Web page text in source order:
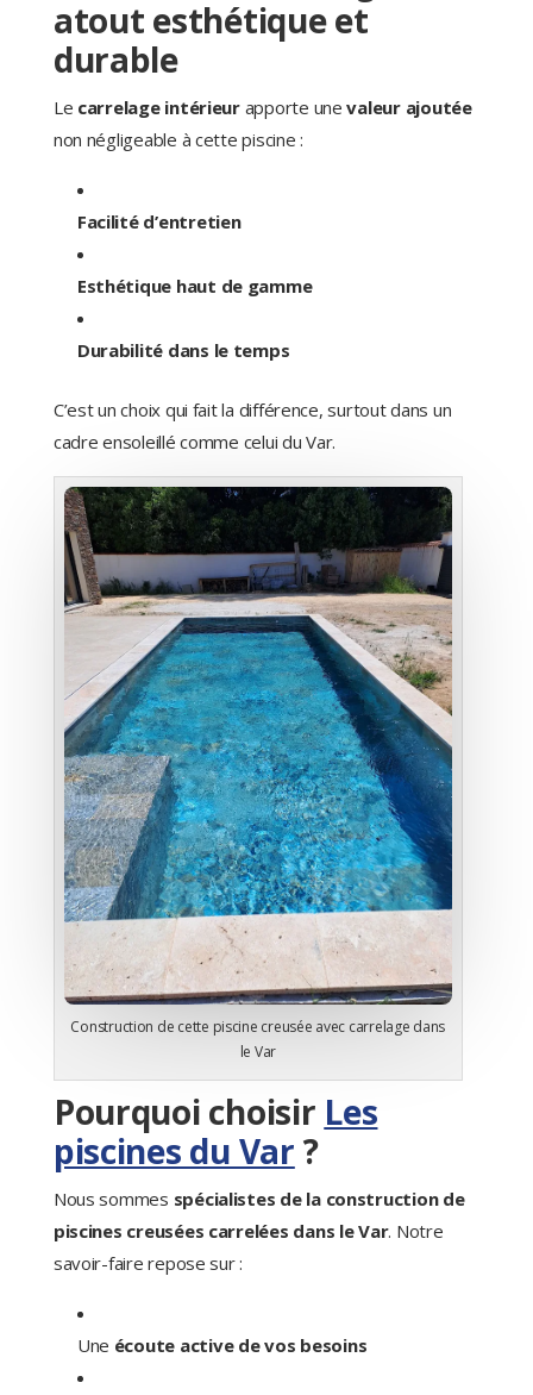
atout esthétique et
durable
Le carrelage intérieurapporte unevaleur ajoutée
non négligeable à cette piscine :
Facilité d’entretien
Esthétique haut de gamme
Durabilité dans le temps
C’est un choix qui fait la différence, surtout dans un
cadre ensoleillé comme celui du Var.
Construction de cette piscine creusée avec carrelage dans
le Var
Pourquoi choisir Les
piscines du Var ?
Nous sommes spécialistes de la construction de
piscines creusées carrelées dans le Var. Notre
savoir-faire repose sur :
Une écoute active de vos besoins